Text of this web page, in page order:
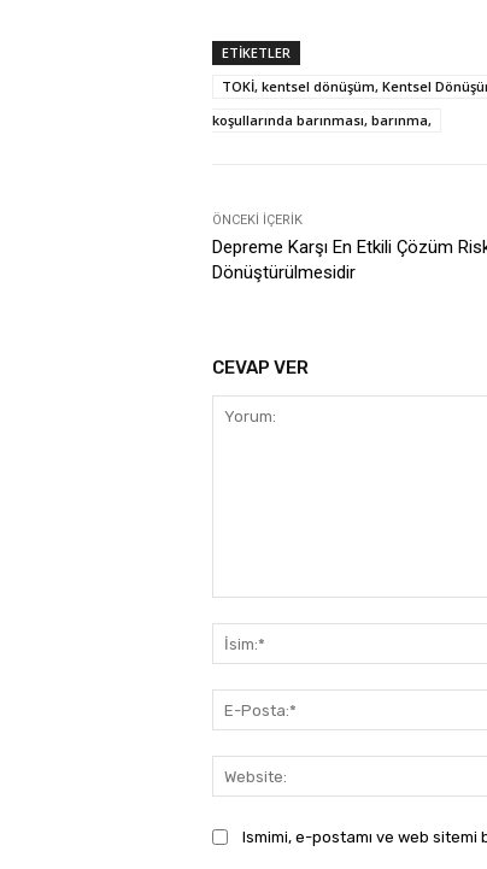
ETIKETLER
TOKİ, kentsel dönüşüm, Kentsel
koşullarında barınması, barınma,
ÖNCEKI İÇERIK
Depreme Karşı En Etkili Çözüm
Dönüştürülmesidir
CEVAP VER
Ismimi, e-postamı ve web sitemi